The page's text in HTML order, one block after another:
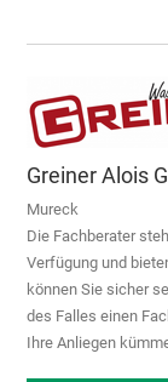
Greiner Alois
Mureck
Die Fachberater
Verfügung und
können Sie sicher
des Falles einen
Ihre Anliegen